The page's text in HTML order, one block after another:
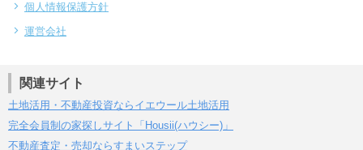
個人情報保護方針
運営会社
関連サイト
土地活用・不動産投資ならイエウール土地活用
完全会員制の家探しサイト「Housii(ハウシー)」
不動産査定・売却ならすまいステップ